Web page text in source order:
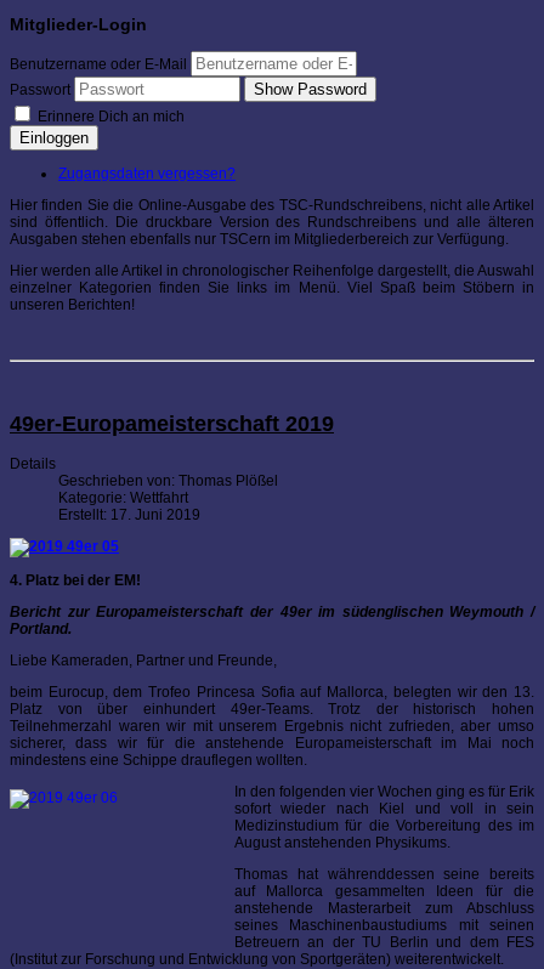
Mitglieder-Login
Benutzername oder E-Mail
Passwort
Show Password
Erinnere Dich an mich
Einloggen
Zugangsdaten vergessen?
Hier finden Sie die Online-Ausgabe des TSC-Rundschreibens, nicht alle Artikel
sind öffentlich. Die druckbare Version des Rundschreibens und alle älteren
Ausgaben stehen ebenfalls nur TSCern im Mitgliederbereich zur Verfügung.
Hier werden alle Artikel in chronologischer Reihenfolge dargestellt, die Auswahl
einzelner Kategorien finden Sie links im Menü. Viel Spaß beim Stöbern in
unseren Berichten!
49er-Europameisterschaft 2019
Details
Geschrieben von: Thomas Plößel
Kategorie: Wettfahrt
Erstellt: 17. Juni 2019
4. Platz bei der EM!
Bericht zur Europameisterschaft der 49er im südenglischen Weymouth /
Portland.
Liebe Kameraden, Partner und Freunde,
beim Eurocup, dem Trofeo Princesa Sofia auf Mallorca, belegten wir den 13.
Platz von über einhundert 49er-Teams. Trotz der historisch hohen
Teilnehmerzahl waren wir mit unserem Ergebnis nicht zufrieden, aber umso
sicherer, dass wir für die anstehende Europameisterschaft im Mai noch
mindestens eine Schippe drauflegen wollten.
In den folgenden vier Wochen ging es für Erik
sofort wieder nach Kiel und voll in sein
Medizinstudium für die Vorbereitung des im
August anstehenden Physikums.
Thomas hat währenddessen seine bereits
auf Mallorca gesammelten Ideen für die
anstehende Masterarbeit zum Abschluss
seines Maschinenbaustudiums mit seinen
Betreuern an der TU Berlin und dem FES
(Institut zur Forschung und Entwicklung von Sportgeräten) weiterentwickelt.